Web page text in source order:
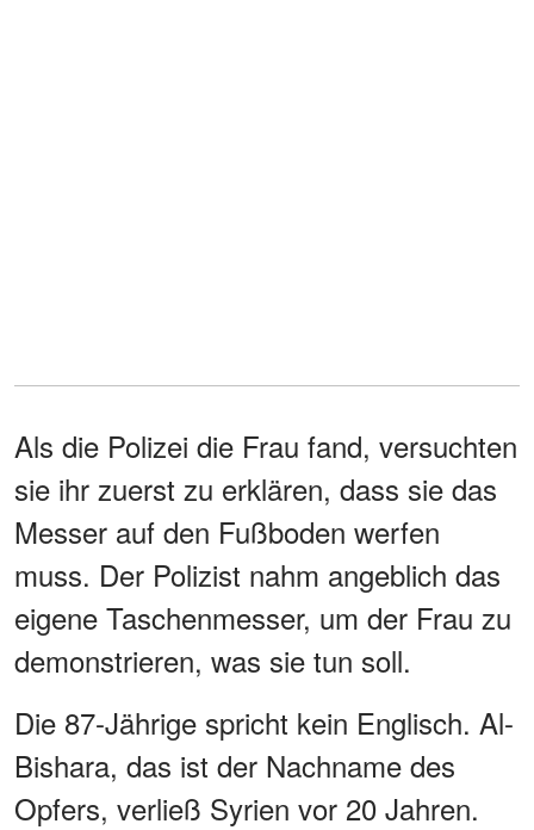
Als die Polizei die Frau fand, versuchten
sie ihr zuerst zu erklären, dass sie das
Messer auf den Fußboden werfen
muss. Der Polizist nahm angeblich das
eigene Taschenmesser, um der Frau zu
demonstrieren, was sie tun soll.
Die 87-Jährige spricht kein Englisch. Al-
Bishara, das ist der Nachname des
Opfers, verließ Syrien vor 20 Jahren.